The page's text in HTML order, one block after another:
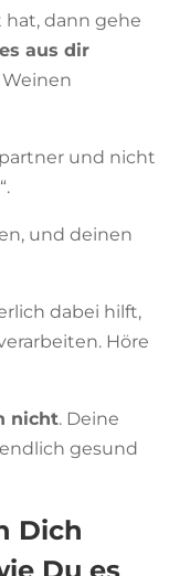
dann gehe
aus dir
Weinen
und nicht
und deinen
dabei hilft,
Höre
nicht. Deine
gesund
Dich